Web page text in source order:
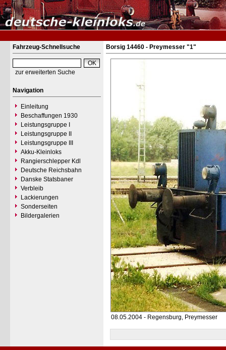
Fahrzeug-Schnellsuche
zur erweiterten Suche
Navigation
Einleitung
Beschaffungen 1930
Leistungsgruppe I
Leistungsgruppe II
Leistungsgruppe III
Akku-Kleinloks
Rangierschlepper Kdl
Deutsche Reichsbahn
Danske Statsbaner
Verbleib
Lackierungen
Sonderseiten
Bildergalerien
Borsig 14460 - Preymesser "1"
08.05.2004 - Regensburg, Preymesser